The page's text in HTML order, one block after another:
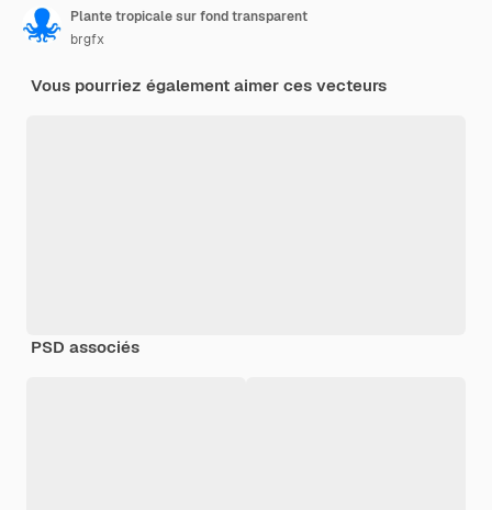
Plante tropicale sur fond transparent
brgfx
Vous pourriez également aimer ces vecteurs
PSD associés